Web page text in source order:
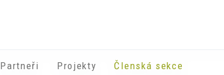
Partneři ​​Projekty Členská sekce